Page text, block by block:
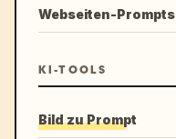
Webseiten-Prompts
KI-TOOLS
Bild zu Prompt